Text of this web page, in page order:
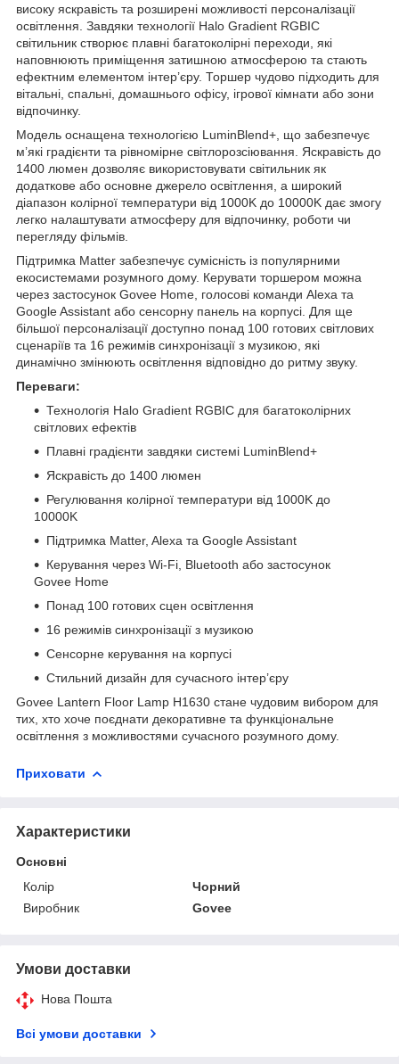
високу яскравість та розширені можливості персоналізації
освітлення. Завдяки технології Halo Gradient RGBIC
світильник створює плавні багатоколірні переходи, які
наповнюють приміщення затишною атмосферою та стають
ефектним елементом інтер’єру. Торшер чудово підходить для
вітальні, спальні, домашнього офісу, ігрової кімнати або зони
відпочинку.
Модель оснащена технологією LuminBlend+, що забезпечує
м’які градієнти та рівномірне світлорозсіювання. Яскравість до
1400 люмен дозволяє використовувати світильник як
додаткове або основне джерело освітлення, а широкий
діапазон колірної температури від 1000K до 10000K дає змогу
легко налаштувати атмосферу для відпочинку, роботи чи
перегляду фільмів.
Підтримка Matter забезпечує сумісність із популярними
екосистемами розумного дому. Керувати торшером можна
через застосунок Govee Home, голосові команди Alexa та
Google Assistant або сенсорну панель на корпусі. Для ще
більшої персоналізації доступно понад 100 готових світлових
сценаріїв та 16 режимів синхронізації з музикою, які
динамічно змінюють освітлення відповідно до ритму звуку.
Переваги:
Технологія Halo Gradient RGBIC для багатоколірних
світлових ефектів
Плавні градієнти завдяки системі LuminBlend+
Яскравість до 1400 люмен
Регулювання колірної температури від 1000K до
10000K
Підтримка Matter, Alexa та Google Assistant
Керування через Wi-Fi, Bluetooth або застосунок
Govee Home
Понад 100 готових сцен освітлення
16 режимів синхронізації з музикою
Сенсорне керування на корпусі
Стильний дизайн для сучасного інтер’єру
Govee Lantern Floor Lamp H1630 стане чудовим вибором для
тих, хто хоче поєднати декоративне та функціональне
освітлення з можливостями сучасного розумного дому.
Приховати
Характеристики
Основні
Колір
Чорний
Виробник
Govee
Умови доставки
Нова Пошта
Всі умови доставки